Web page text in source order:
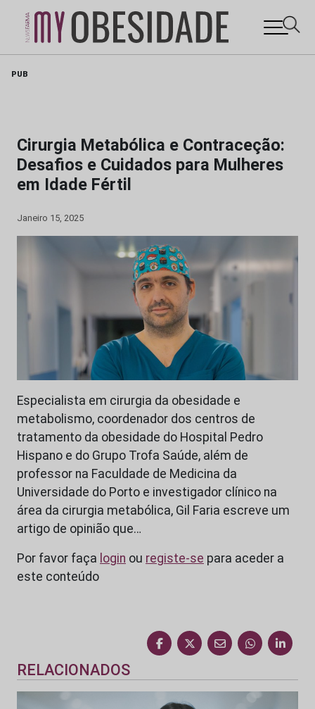
PUB
Cirurgia Metabólica e Contraceção:
Desafios e Cuidados para Mulheres
em Idade Fértil
Janeiro 15, 2025
Especialista em cirurgia da obesidade e
metabolismo, coordenador dos centros de
tratamento da obesidade do Hospital Pedro
Hispano e do Grupo Trofa Saúde, além de
professor na Faculdade de Medicina da
Universidade do Porto e investigador clínico na
área da cirurgia metabólica, Gil Faria escreve um
artigo de opinião que…
Por favor faça login ou registe-se para aceder a
este conteúdo
RELACIONADOS